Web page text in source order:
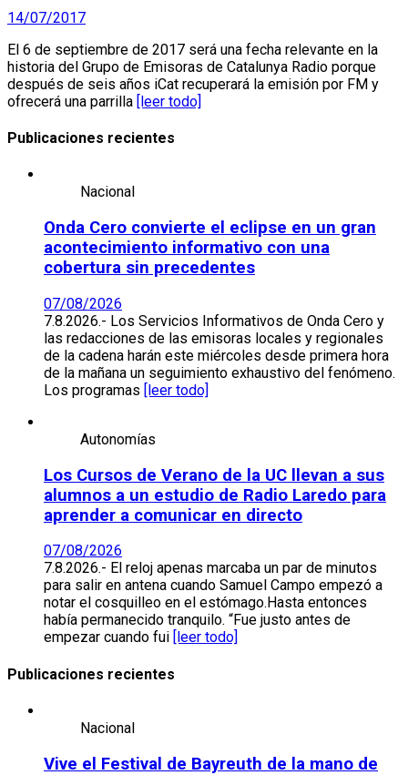
14/07/2017
El 6 de septiembre de 2017 será una fecha relevante en la
historia del Grupo de Emisoras de Catalunya Radio porque
después de seis años iCat recuperará la emisión por FM y
ofrecerá una parrilla [leer todo]
Publicaciones recientes
Nacional
Onda Cero convierte el eclipse en un gran
acontecimiento informativo con una
cobertura sin precedentes
07/08/2026
7.8.2026.- Los Servicios Informativos de Onda Cero y
las redacciones de las emisoras locales y regionales
de la cadena harán este miércoles desde primera hora
de la mañana un seguimiento exhaustivo del fenómeno.
Los programas [leer todo]
Autonomías
Los Cursos de Verano de la UC llevan a sus
alumnos a un estudio de Radio Laredo para
aprender a comunicar en directo
07/08/2026
7.8.2026.- El reloj apenas marcaba un par de minutos
para salir en antena cuando Samuel Campo empezó a
notar el cosquilleo en el estómago.Hasta entonces
había permanecido tranquilo. “Fue justo antes de
empezar cuando fui
[leer todo]
Publicaciones recientes
Nacional
Vive el Festival de Bayreuth de la mano de